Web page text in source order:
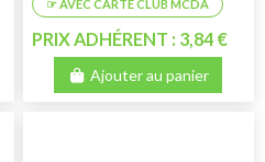
PRIX ADHÉRENT : 3,84 €
Ajouter au panier